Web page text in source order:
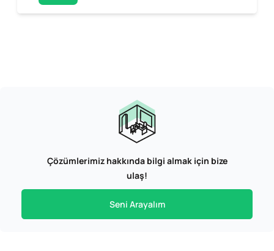
Çözümlerimiz hakkında bilgi almak için bize
ulaş!
Seni Arayalım